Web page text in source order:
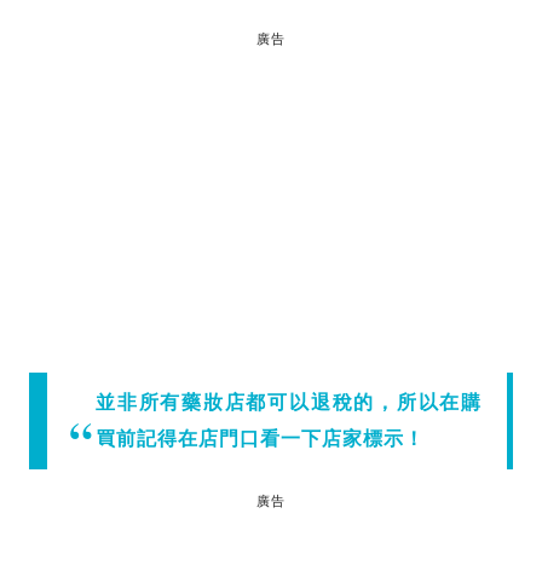
廣告
並非所有藥妝店都可以退稅的，所以在購
買前記得在店門口看一下店家標示！
廣告